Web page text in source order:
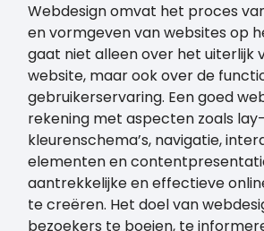
Webdesign omvat het proces
en vormgeven van websites op
gaat niet alleen over het uiterlijk
website, maar ook over de
gebruikerservaring. Een goed
rekening met aspecten zoals
kleurenschema’s, navigatie,
elementen en
aantrekkelijke en effectieve
te creëren. Het doel van
bezoekers te boeien, te